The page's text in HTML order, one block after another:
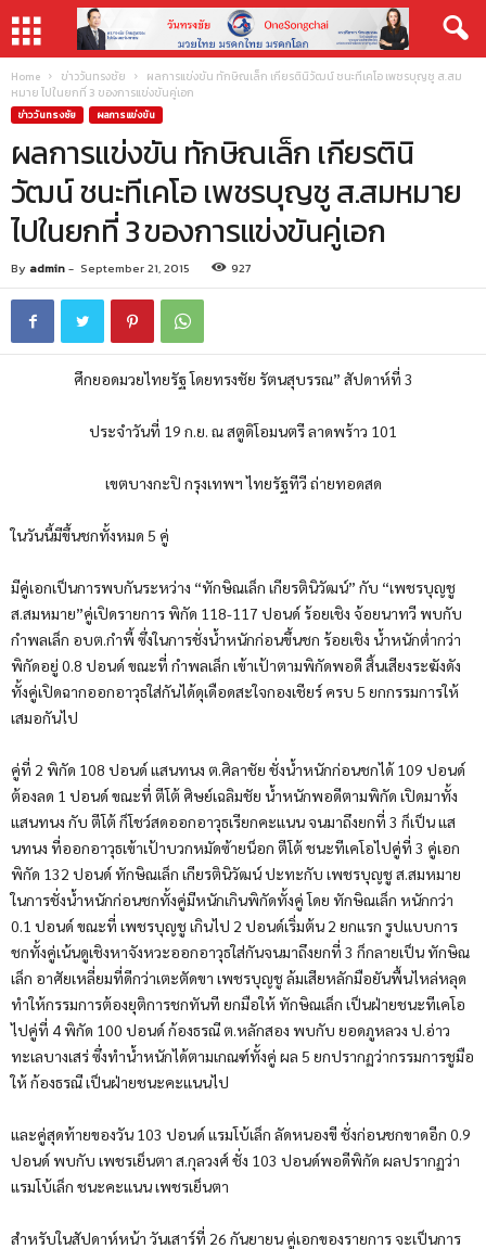
Home ข่าววันทรงชัย
ผลการแข่งขัน ทักษิณเล็ก เกียรตินิวัฒน์ ชนะทีเคโอ เพชรบุญชู ส.สม
หมาย ไปในยกที่ 3 ของการแข่งขันคู่เอก
ข่าววันทรงชัย ผลการแข่งขัน
ผลการแข่งขัน ทักษิณเล็ก เกียรตินิ
วัฒน์ ชนะทีเคโอ เพชรบุญชู ส.สมหมาย
ไปในยกที่ 3 ของการแข่งขันคู่เอก
By admin- September 21, 2015 927
ศึกยอดมวยไทยรัฐ โดยทรงชัย รัตนสุบรรณ” สัปดาห์ที่ 3
ประจำวันที่ 19 ก.ย. ณ สตูดิโอมนตรี ลาดพร้าว 101
เขตบางกะปิ กรุงเทพฯ ไทยรัฐทีวี ถ่ายทอดสด
ในวันนี้มีขึ้นชกทั้งหมด 5 คู่
มีคู่เอกเป็นการพบกันระหว่าง “ทักษิณเล็ก เกียรตินิวัฒน์” กับ “เพชรบุญชู
ส.สมหมาย”คู่เปิดรายการ พิกัด 118-117 ปอนด์ ร้อยเชิง จ้อยนาทวี พบกับ
กำพลเล็ก อบต.กำพี้ ซึ่งในการชั่งน้ำหนักก่อนขึ้นชก ร้อยเชิง น้ำหนักต่ำกว่า
พิกัดอยู่ 0.8 ปอนด์ ขณะที่ กำพลเล็ก เข้าเป้าตามพิกัดพอดี สิ้นเสียงระฆังดัง
ทั้งคู่เปิดฉากออกอาวุธใส่กันได้ดุเดือดสะใจกองเชียร์ ครบ 5 ยกกรรมการให้
เสมอกันไป
คู่ที่ 2 พิกัด 108 ปอนด์ แสนทนง ต.ศิลาชัย ชั่งน้ำหนักก่อนชกได้ 109 ปอนด์
ต้องลด 1 ปอนด์ ขณะที่ ตีโต้ ศิษย์เฉลิมชัย น้ำหนักพอดีตามพิกัด เปิดมาทั้ง
แสนทนง กับ ตีโต้ ก็โชว์สดออกอาวุธเรียกคะแนน จนมาถึงยกที่ 3 ก็เป็น แส
นทนง ที่ออกอาวุธเข้าเป้าบวกหมัดซ้ายน็อก ตีโต้ ชนะทีเคโอไปคู่ที่ 3 คู่เอก
พิกัด 132 ปอนด์ ทักษิณเล็ก เกียรตินิวัฒน์ ปะทะกับ เพชรบุญชู ส.สมหมาย
ในการชั่งน้ำหนักก่อนชกทั้งคู่มีหนักเกินพิกัดทั้งคู่ โดย ทักษิณเล็ก หนักกว่า
0.1 ปอนด์ ขณะที่ เพชรบุญชู เกินไป 2 ปอนด์เริ่มต้น 2 ยกแรก รูปแบบการ
ชกทั้งคู่เน้นดูเชิงหาจังหวะออกอาวุธใส่กันจนมาถึงยกที่ 3 ก็กลายเป็น ทักษิณ
เล็ก อาศัยเหลี่ยมที่ดีกว่าเตะตัดขา เพชรบุญชู ล้มเสียหลักมือยันพื้นไหล่หลุด
ทำให้กรรมการต้องยุติการชกทันที ยกมือให้ ทักษิณเล็ก เป็นฝ่ายชนะทีเคโอ
ไปคู่ที่ 4 พิกัด 100 ปอนด์ ก้องธรณี ต.หลักสอง พบกับ ยอดภูหลวง ป.อ่าว
ทะเลบางเสร่ ซึ่งทำน้ำหนักได้ตามเกณฑ์ทั้งคู่ ผล 5 ยกปรากฏว่ากรรมการชูมือ
ให้ ก้องธรณี เป็นฝ่ายชนะคะแนนไป
และคู่สุดท้ายของวัน 103 ปอนด์ แรมโบ้เล็ก ลัดหนองขี ชั่งก่อนชกขาดอีก 0.9
ปอนด์ พบกับ เพชรเย็นตา ส.กุลวงศ์ ชั่ง 103 ปอนด์พอดีพิกัด ผลปรากฏว่า
แรมโบ้เล็ก ชนะคะแนน เพชรเย็นตา
สำหรับในสัปดาห์หน้า วันเสาร์ที่ 26 กันยายน คู่เอกของรายการ จะเป็นการ